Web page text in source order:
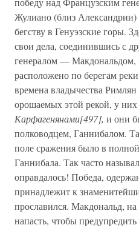
Жулиано (близ
бегству в Генуэзские горы.
свои дела, соединившись с
генералом — Макдональдом,
расположено по берегам
времена владычества
орошаемых этой рекой, у них
Карфагенянами[497], и они
полководцем, Ганнибалом.
поле сражения было в
Ганнибала. Так часто
оправдалось! Победа,
принадлежит к
прославился. Макдональд,
напасть, чтобы